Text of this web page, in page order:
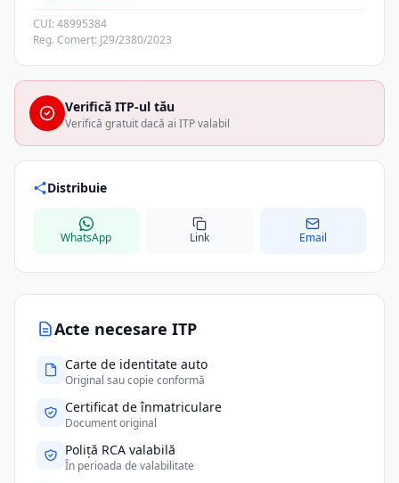
Acte necesare ITP
Carte de identitate auto
Original sau copie conformă
Certificat de înmatriculare
Document original
Poliță RCA valabilă
În perioada de valabilitate
CUI: 48995384
Reg. Comerț: J29/2380/2023
Verifică ITP-ul tău
Verifică gratuit dacă ai ITP valabil
Distribuie
WhatsApp Link Email